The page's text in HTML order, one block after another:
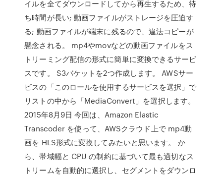
イルを全てダウンロードしてから再生するため、待
ち時間が長い; 動画ファイルがストレージを圧迫す
る; 動画ファイルが端末に残るので、違法コピーが
懸念される。 mp4やmovなどの動画ファイルをス
トリーミング配信の形式に簡単に変換できるサービ
スです。 S3バケットを2つ作成します。 AWSサー
ビスの「このロールを使用するサービスを選択」で
リストの中から「MediaConvert」を選択します。
2015年8月9日 今回は、Amazon Elastic
Transcoder を使って、AWSクラウド上で mp4動
画を HLS形式に変換してみたいと思います。 か
ら、帯域幅と CPU の制約に基づいて最も適切なス
トリームを自動的に選択し、セグメントをダウンロ